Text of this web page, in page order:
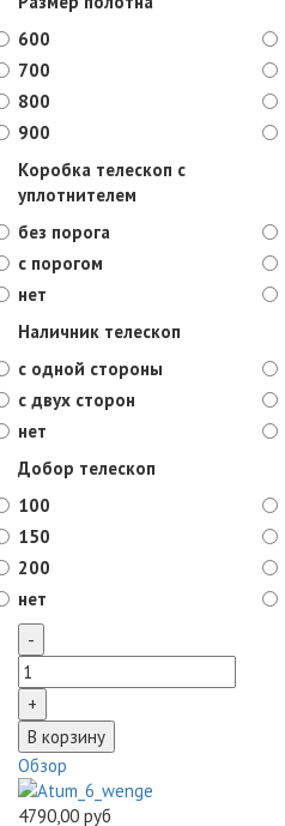
600
700
800
900
Коробка телескоп с
уплотнителем
без порога
с порогом
нет
Наличник телескоп
с одной стороны
с двух сторон
нет
Добор телескоп
100
150
200
нет
Обзор
4790,00 руб